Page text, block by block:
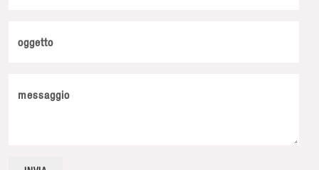
oggetto
messaggio